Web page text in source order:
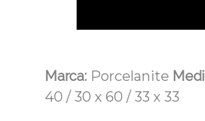
Marca: Porcelanite
40 / 30 x 60 / 33 x 33